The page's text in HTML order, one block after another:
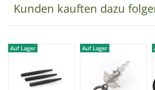
Kunden kauften dazu
Auf Lager Auf Lager